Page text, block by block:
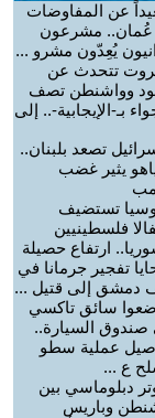
عن المفاوضات
عُمان.. مشرعون
يُعِدّون مشرو ...
تتحدث عن
وواشنطن تصف
بـ-الإيجابية-.. إلى
تصعد بلبنان..
يثير غضب
تستضيف
فلسطينيين
ارتفاع حصيلة
تفجير جرمانا في
دمشق إلى قتيل ...
سائق تاكسي
السيارة..
عملية سطو
ع ...
دبلوماسي بين
وباريس